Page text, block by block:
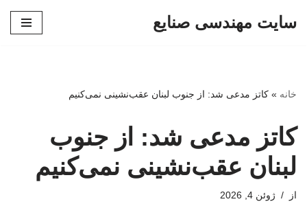
سایت مهندسی صنایع
خانه » کاتز مدعی شد: از جنوب لبنان عقب‌نشینی نمی‌کنیم
کاتز مدعی شد: از جنوب
لبنان عقب‌نشینی نمی‌کنیم
از ژوئن 4, 2026